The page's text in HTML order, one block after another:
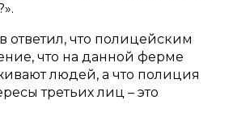
ответил, что полицейским
что на данной ферме
людей, а что полиция
третьих лиц – это